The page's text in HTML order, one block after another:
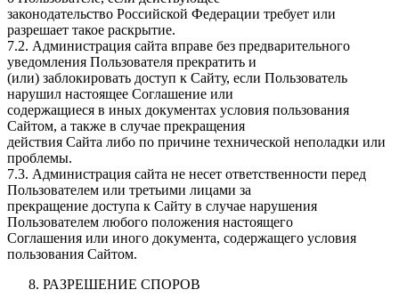
законодательство Российской Федерации требует или
разрешает такое раскрытие.
7.2. Администрация сайта вправе без предварительного
уведомления Пользователя прекратить и
(или) заблокировать доступ к Сайту, если Пользователь
нарушил настоящее Соглашение или
содержащиеся в иных документах условия пользования
Сайтом, а также в случае прекращения
действия Сайта либо по причине технической неполадки или
проблемы.
7.3. Администрация сайта не несет ответственности перед
Пользователем или третьими лицами за
прекращение доступа к Сайту в случае нарушения
Пользователем любого положения настоящего
Соглашения или иного документа, содержащего условия
пользования Сайтом.
РАЗРЕШЕНИЕ СПОРОВ